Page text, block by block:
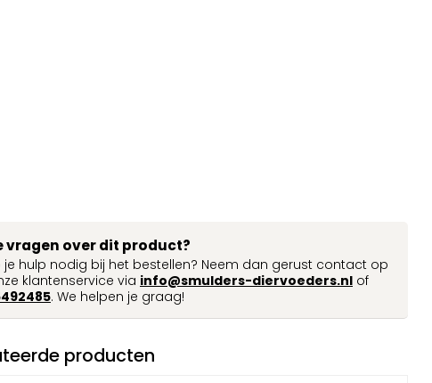
vragen over dit product?
je hulp nodig bij het bestellen? Neem dan gerust contact op
klantenservice via info@smulders-diervoeders.nl of
. We helpen je graag!
producten